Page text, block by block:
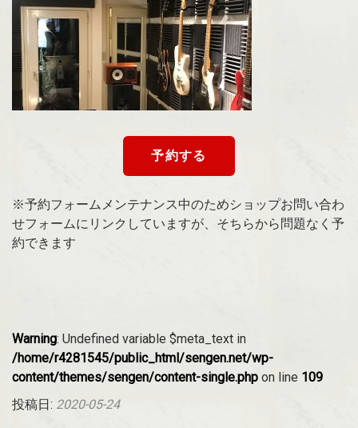
予約する
※予約フォームメンテナンス中のためショップお問い合わ
せフォームにリンクしていますが、そちらから問題なく予
約できます
Warning: Undefined variable $meta_text in
/home/r4281545/public_html/sengen.net/wp-
content/themes/sengen/content-single.php on line 109
投稿日: 2020-05-24